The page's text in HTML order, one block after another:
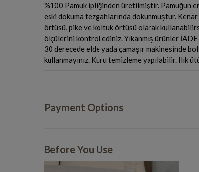
%100 Pamuk ipliğinden üretilmiştir. Pamuğun
eski dokuma tezgahlarında dokunmuştur. Kenar
örtüsü, pike ve koltuk örtüsü olarak
ölçülerini kontrol ediniz. Yıkanmış ürünler İADE
30 derecede elde yada çamaşır makinesinde bol
kullanmayınız. Kuru temizleme yapılabilir. Ilık
Payment Options
Before You Use